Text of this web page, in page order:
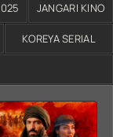
JANGARI KINO
KOREYA SERIAL